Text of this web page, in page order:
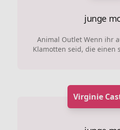
junge
Animal Outlet Wenn ihr
Klamotten seid, die einen
Virginie